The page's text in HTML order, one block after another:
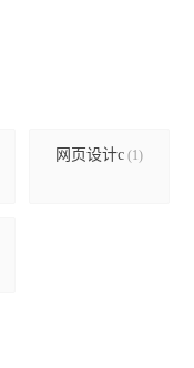
网页设计c(1)